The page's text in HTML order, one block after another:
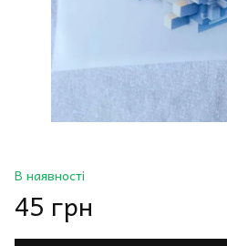
В наявності
45 грн